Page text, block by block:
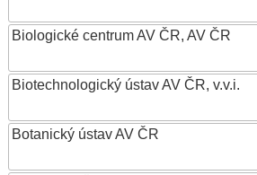
Biologické centrum AV ČR, AV ČR
Biotechnologický ústav AV ČR, v.v.i.
Botanický ústav AV ČR